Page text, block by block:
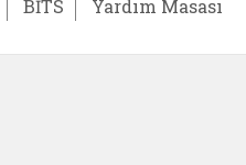
BİTS Yardım Masası